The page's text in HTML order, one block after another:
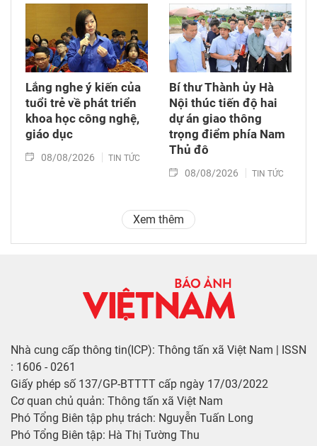
Lắng nghe ý kiến của
tuổi trẻ về phát triển
khoa học công nghệ,
giáo dục
08/08/2026 TIN TỨC
Bí thư Thành ủy Hà
Nội thúc tiến độ hai
dự án giao thông
trọng điểm phía Nam
Thủ đô
08/08/2026 TIN TỨC
Xem thêm
Nhà cung cấp thông tin(ICP): Thông tấn xã Việt Nam | ISSN
: 1606 - 0261
Giấy phép số 137/GP-BTTTT cấp ngày 17/03/2022
Cơ quan chủ quản: Thông tấn xã Việt Nam
Phó Tổng Biên tập phụ trách: Nguyễn Tuấn Long
Phó Tổng Biên tập: Hà Thị Tường Thu